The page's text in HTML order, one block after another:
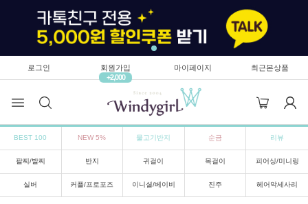
로그인
회원가입
+2,000
마이페이지 최근본상품
BEST 100 NEW 5% 물고기반지 순금 리뷰
팔찌/발찌 반지 귀걸이 목걸이 피어싱/미니링
실버 커플/프로포즈 이니셜/베이비 진주 헤어악세사리